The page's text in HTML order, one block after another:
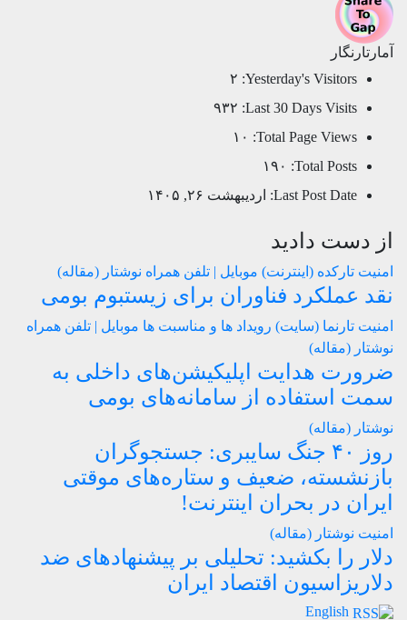
آمارتارنگار
Yesterday's Visitors: ۲
Last 30 Days Visits: ۹۳۲
Total Page Views:
۱۰
Total Posts:
۱۹۰
Last Post Date:
اردیبهشت ۲۶, ۱۴۰۵
از دست دادید
امنیت تارکده (اینترنت) موبایل | تلفن همراه نوشتار (مقاله)
نقد عملکرد فناوران برای زیستبوم بومی
امنیت تارنما (سایت) رویداد ها و مناسبت ها موبایل | تلفن همراه
نوشتار (مقاله)
ضرورت هدایت اپلیکیشن‌های داخلی به
سمت استفاده از سامانه‌های بومی
نوشتار (مقاله)
روز ۴۰ جنگ سایبری: جستجوگران
بازنشسته، ضعیف و ستاره‌های موقتی
ایران در بحران اینترنت!
امنیت نوشتار (مقاله)
دلار را بکشید: تحلیلی بر پیشنهادهای ضد
دلاریزاسیون اقتصاد ایران
English